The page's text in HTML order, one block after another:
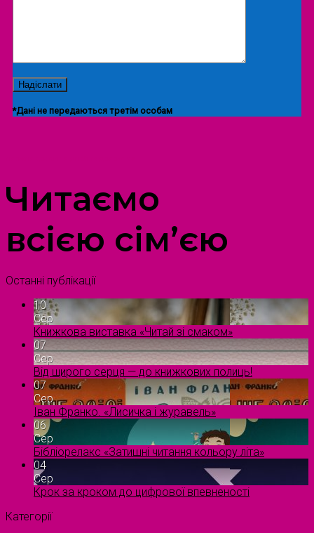
*Дані не передаються третім особам
Читаємо
всією сім’єю
Останні публікації
10
Сер
Книжкова виставка «Читай зі смаком»
07
Сер
Від щирого серця — до книжкових полиць!
07
Сер
Іван Франко. «Лисичка і журавель»
06
Сер
Бібліорелакс «Затишні читання кольору літа»
04
Сер
Крок за кроком до цифрової впевненості
Категорії